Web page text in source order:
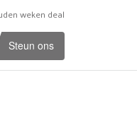
weken deal
Steun ons